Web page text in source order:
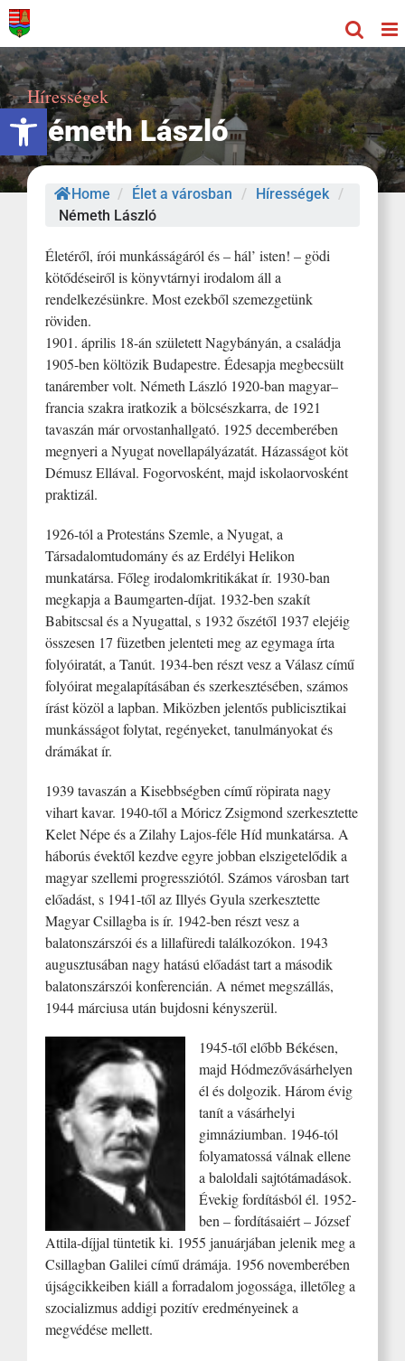
Eszköztár megnyitása
Kihagyás
Hírességek
Németh László
Home / Élet a városban / Hírességek /
Németh László
Életéről, írói munkásságáról és – hál’ isten! – gödi
kötődéseiről is könyvtárnyi irodalom áll a
rendelkezésünkre. Most ezekből szemezgetünk
röviden.
1901. április 18-án született Nagybányán, a családja
1905-ben költözik Budapestre. Édesapja megbecsült
tanárember volt. Németh László 1920-ban magyar–
francia szakra iratkozik a bölcsészkarra, de 1921
tavaszán már orvostanhallgató. 1925 decemberében
megnyeri a Nyugat novellapályázatát. Házasságot köt
Démusz Ellával. Fogorvosként, majd iskolaorvosként
praktizál.
1926-tól a Protestáns Szemle, a Nyugat, a
Társadalomtudomány és az Erdélyi Helikon
munkatársa. Főleg irodalomkritikákat ír. 1930-ban
megkapja a Baumgarten-díjat. 1932-ben szakít
Babitscsal és a Nyugattal, s 1932 őszétől 1937 elejéig
összesen 17 füzetben jelenteti meg az egymaga írta
folyóiratát, a Tanút. 1934-ben részt vesz a Válasz című
folyóirat megalapításában és szerkesztésében, számos
írást közöl a lapban. Miközben jelentős publicisztikai
munkásságot folytat, regényeket, tanulmányokat és
drámákat ír.
1939 tavaszán a Kisebbségben című röpirata nagy
vihart kavar. 1940-től a Móricz Zsigmond szerkesztette
Kelet Népe és a Zilahy Lajos-féle Híd munkatársa. A
háborús évektől kezdve egyre jobban elszigetelődik a
magyar szellemi progressziótól. Számos városban tart
előadást, s 1941-től az Illyés Gyula szerkesztette
Magyar Csillagba is ír. 1942-ben részt vesz a
balatonszárszói és a lillafüredi találkozókon. 1943
augusztusában nagy hatású előadást tart a második
balatonszárszói konferencián. A német megszállás,
1944 márciusa után bujdosni kényszerül.
1945-től előbb Békésen,
majd Hódmezővásárhelyen
él és dolgozik. Három évig
tanít a vásárhelyi
gimnáziumban. 1946-tól
folyamatossá válnak ellene
a baloldali sajtótámadások.
Évekig fordításból él. 1952-
ben – fordításaiért – József
Attila-díjjal tüntetik ki. 1955 januárjában jelenik meg a
Csillagban Galilei című drámája. 1956 novemberében
újságcikkeiben kiáll a forradalom jogossága, illetőleg a
szocializmus addigi pozitív eredményeinek a
megvédése mellett.